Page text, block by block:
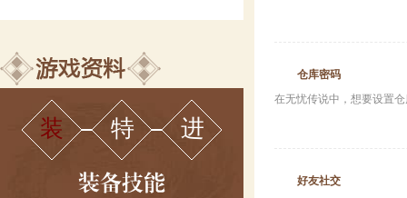
装 特 进
仓库密码
在无忧传说中，想要设置
好友社交